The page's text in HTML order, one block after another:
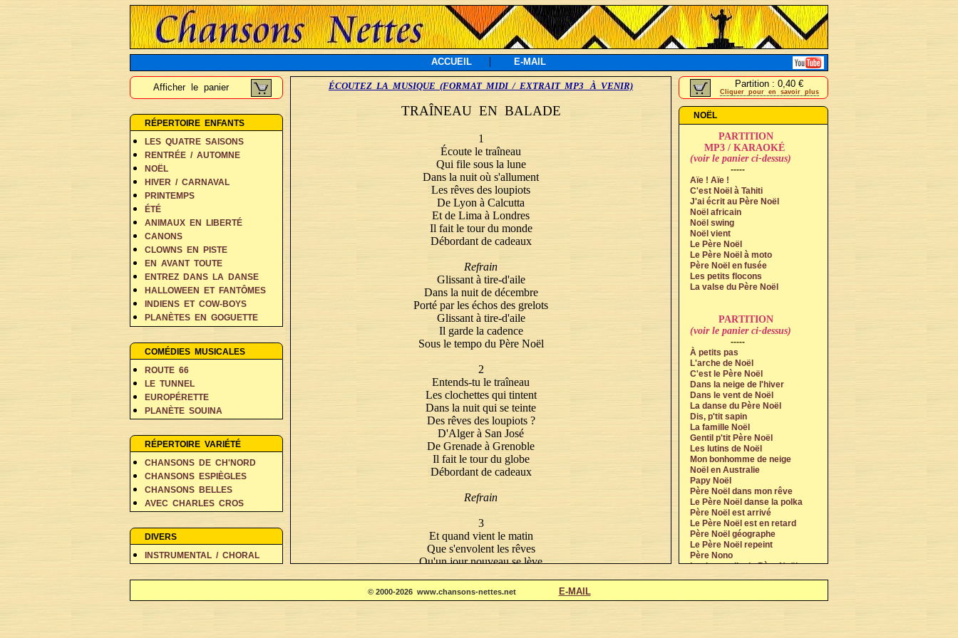
ACCUEIL | E-MAIL
Afficher le panier
RÉPERTOIRE ENFANTS
LES QUATRE SAISONS
RENTRÉE / AUTOMNE
NOËL
HIVER / CARNAVAL
PRINTEMPS
ÉTÉ
ANIMAUX EN LIBERTÉ
CANONS
CLOWNS EN PISTE
EN AVANT TOUTE
ENTREZ DANS LA DANSE
HALLOWEEN ET FANTÔMES
INDIENS ET COW-BOYS
PLANÈTES EN GOGUETTE
RÊVES ET FANTAISIE
COMÉDIES MUSICALES
ROUTE 66
LE TUNNEL
EUROPÉRETTE
PLANÈTE SOUINA
RÉPERTOIRE VARIÉTÉ
CHANSONS DE CH'NORD
CHANSONS ESPIÈGLES
CHANSONS BELLES
AVEC CHARLES CROS
COIN DES POÈTES E-L
COIN DES POÈTES M-V
DIVERS
INSTRUMENTAL / CHORAL
Partition : 0,40 €
Cliquer pour en savoir plus
NOËL
PARTITION
MP3 / KARAOKÉ
(voir le panier ci-dessus)
-----
Aïe ! Aïe !
C'est Noël à Tahiti
J'ai écrit au Père Noël
Noël africain
Noël swing
Noël vient
Le Père Noël
Le Père Noël à moto
Père Noël en fusée
Les petits flocons
La valse du Père Noël
PARTITION
(voir le panier ci-dessus)
-----
À petits pas
L'arche de Noël
C'est le Père Noël
Dans la neige de l'hiver
Dans le vent de Noël
La danse du Père Noël
Dis, p'tit sapin
La famille Noël
Gentil p'tit Père Noël
Les lutins de Noël
Mon bonhomme de neige
Noël en Australie
Papy Noël
Père Noël dans mon rêve
Le Père Noël danse la polka
Père Noël est arrivé
Le Père Noël est en retard
Père Noël géographe
Le Père Noël repeint
Père Nono
La ritournelle du Père Noël
La veille de Noël
ÉCOUTEZ LA MUSIQUE (FORMAT MIDI / EXTRAIT MP3 À VENIR)
TRAÎNEAU EN BALADE
1
Écoute le traîneau
Qui file sous la lune
Dans la nuit où s'allument
Les rêves des loupiots
De Lyon à Calcutta
Et de Lima à Londres
Il fait le tour du monde
Débordant de cadeaux
Refrain
Glissant à tire-d'aile
Dans la nuit de décembre
Porté par les échos des grelots
Glissant à tire-d'aile
Il garde la cadence
Sous le tempo du Père Noël
2
Entends-tu le traîneau
Les clochettes qui tintent
Dans la nuit qui se teinte
Des rêves des loupiots ?
D'Alger à San José
De Grenade à Grenoble
Il fait le tour du globe
Débordant de cadeaux
Refrain
3
Et quand vient le matin
Que s'envolent les rêves
Qu'un jour nouveau se lève
Car de Rome à Tokyo
Et du Caire à Colombes
© 2000-2026 www.chansons-nettes.net E-MAIL